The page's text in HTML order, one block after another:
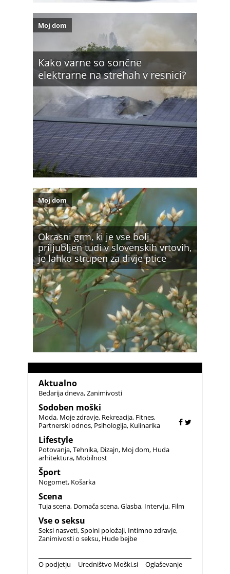
Kako varne so sončne
elektrarne na strehah v resnici?
Moj dom
Okrasni grm, ki je vse bolj
priljubljen tudi v slovenskih vrtovih,
je lahko strupen za divje ptice
Moj dom
Aktualno
Bedarija dneva Zanimivosti
Sodoben moški
Moda Moje zdravje Rekreacija Fitnes
Partnerski odnos Psihologija Kulinarika
Lifestyle
Potovanja Tehnika Dizajn Moj dom Huda
arhitektura Mobilnost
Šport
Nogomet Košarka
Scena
Tuja scena Domača scena Glasba Intervju Film
Vse o seksu
Seksi nasveti Spolni položaji Intimno zdravje
Zanimivosti o seksu Hude bejbe
O podjetju Uredništvo Moški.si Oglaševanje